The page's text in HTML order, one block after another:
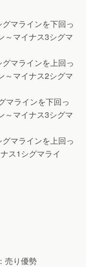
マラインを下回っ
～マイナス3シグマ
マラインを上回っ
～マイナス2シグマ
マラインを下回っ
～マイナス3シグマ
マラインを上回っ
ス1シグマライ
売り優勢